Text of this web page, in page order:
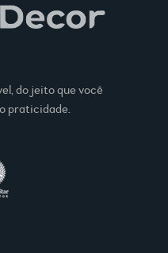
do jeito que você
praticidade.